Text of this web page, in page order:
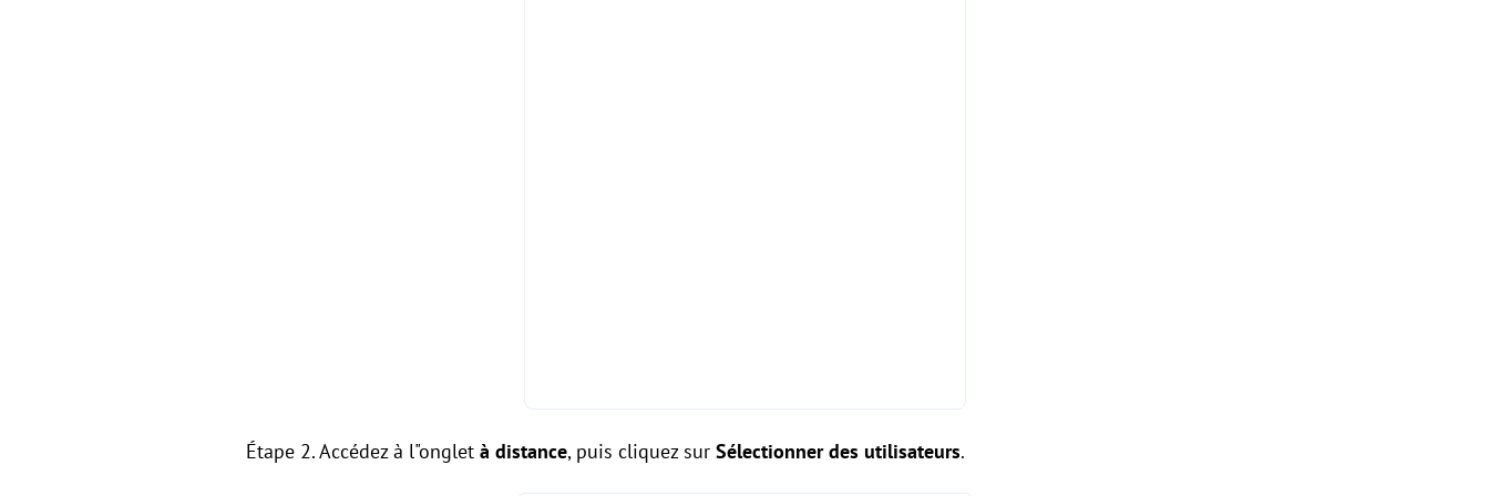
Étape 2. Accédez à l"onglet à distance, puis cliquez sur Sélectionner des utilisateurs.